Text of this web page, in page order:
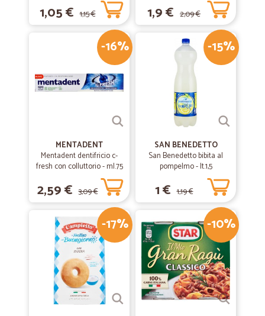
1,05 € 1,15 € 1,9 € 2,09 €
-16%
MENTADENT
Mentadent dentifricio c-
fresh con colluttorio - ml.75
2,59 € 3,09 €
-15%
SAN BENEDETTO
San Benedetto bibita al
pompelmo - lt.1,5
1 € 1,19 €
-17% -10%